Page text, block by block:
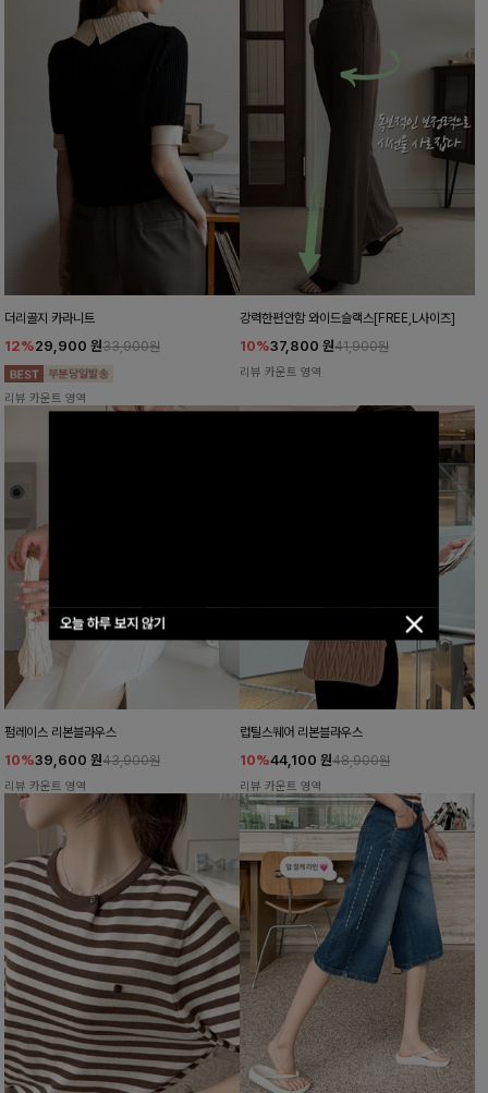
오늘 하루 보지 않기
더리골지 카라니트
12%29,900 원33,900원
리뷰 카운트 영역
강력한편안함 와이드슬랙스[FREE,L사이즈]
10%37,800 원41,900원
리뷰 카운트 영역
펌레이스 리본블라우스
10%39,600 원43,900원
리뷰 카운트 영역
럽틸스퀘어 리본블라우스
10%44,100 원48,900원
리뷰 카운트 영역